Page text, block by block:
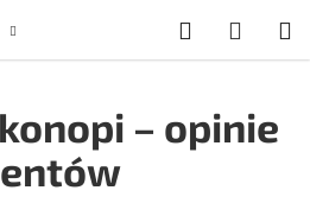
Szukaj
– opinie